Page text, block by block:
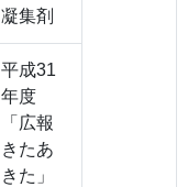
凝集剤
平成31
年度
「広報
きたあ
きた」